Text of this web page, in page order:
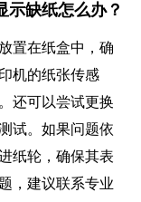
示缺纸怎么办？
置在纸盒中，确
机的纸张传感
还可以尝试更换
试。如果问题依
纸轮，确保其表
，建议联系专业